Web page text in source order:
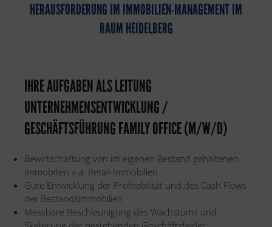
HERAUSFORDERUNG IM IMMOBILIEN-MANAGEMENT IM
RAUM HEIDELBERG
IHRE AUFGABEN ALS LEITUNG
UNTERNEHMENSENTWICKLUNG /
GESCHÄFTSFÜHRUNG FAMILY OFFICE (M/W/D)
Bewirtschaftung von im eigenen Bestand gehaltenen
Immobilien v.a. Retail-Immobilien
Gute Entwicklung der Profitabilität und des Cash Flows
der Bestandsimmobilien
Messbare Beschleunigung des Wachstums und